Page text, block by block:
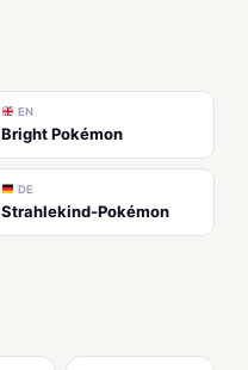
EN
Bright Pokémon
DE
Strahlekind-Pokémon